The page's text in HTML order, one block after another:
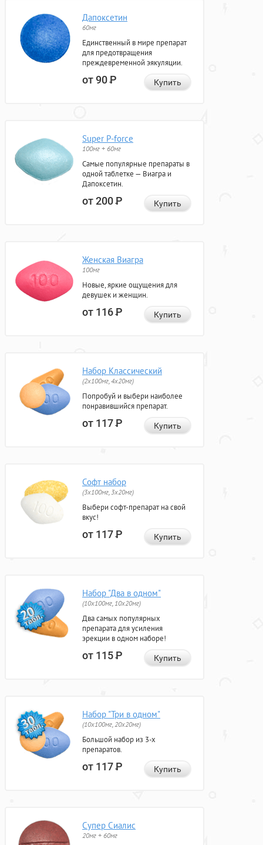
Дапоксетин
60мг
Единственный в мире препарат
для предотвращения
преждевременной эякуляции.
от 90Р Купить
Super P-force
100мг + 60мг
Самые популярные препараты в
одной таблетке — Виагра и
Дапоксетин.
от 200Р Купить
Женская Виагра
100мг
Новые, яркие ощущения для
девушек и женщин.
от 116Р Купить
Набор Классический
(2x100мг, 4x20мг)
Попробуй и выбери наиболее
понравившийся препарат.
от 117Р Купить
Софт набор
(3x100мг, 3x20мг)
Выбери софт-препарат на свой
вкус!
от 117Р Купить
Набор "Два в одном"
(10x100мг, 10x20мг)
Два самых популярных
препарата для усиления
эрекции в одном наборе!
от 115Р Купить
Набор "Три в одном"
(10x100мг, 20x20мг)
Большой набор из 3-х
препаратов.
от 117Р Купить
Супер Сиалис
20мг + 60мг